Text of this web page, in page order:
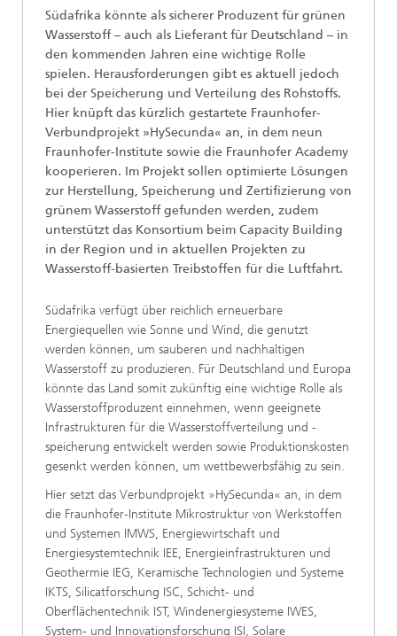
Südafrika könnte als sicherer Produzent für grünen
Wasserstoff – auch als Lieferant für Deutschland – in
den kommenden Jahren eine wichtige Rolle
spielen. Herausforderungen gibt es aktuell jedoch
bei der Speicherung und Verteilung des Rohstoffs.
Hier knüpft das kürzlich gestartete Fraunhofer-
Verbundprojekt »HySecunda« an, in dem neun
Fraunhofer-Institute sowie die Fraunhofer Academy
kooperieren. Im Projekt sollen optimierte Lösungen
zur Herstellung, Speicherung und Zertifizierung von
grünem Wasserstoff gefunden werden, zudem
unterstützt das Konsortium beim Capacity Building
in der Region und in aktuellen Projekten zu
Wasserstoff-basierten Treibstoffen für die Luftfahrt.
Südafrika verfügt über reichlich erneuerbare
Energiequellen wie Sonne und Wind, die genutzt
werden können, um sauberen und nachhaltigen
Wasserstoff zu produzieren. Für Deutschland und Europa
könnte das Land somit zukünftig eine wichtige Rolle als
Wasserstoffproduzent einnehmen, wenn geeignete
Infrastrukturen für die Wasserstoffverteilung und -
speicherung entwickelt werden sowie Produktionskosten
gesenkt werden können, um wettbewerbsfähig zu sein.
Hier setzt das Verbundprojekt »HySecunda« an, in dem
die Fraunhofer-Institute Mikrostruktur von Werkstoffen
und Systemen IMWS, Energiewirtschaft und
Energiesystemtechnik IEE, Energieinfrastrukturen und
Geothermie IEG, Keramische Technologien und Systeme
IKTS, Silicatforschung ISC, Schicht- und
Oberflächentechnik IST, Windenergiesysteme IWES,
System- und Innovationsforschung ISI, Solare